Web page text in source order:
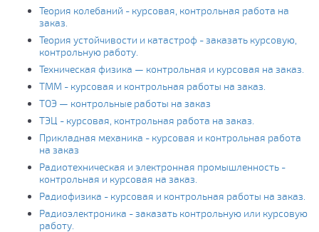
Теория колебаний - курсовая, контрольная работа на
заказ.
Теория устойчивости и катастроф - заказать курсовую,
контрольную работу.
Техническая физика — контрольная и курсовая на заказ.
ТММ - курсовая и контрольная работы на заказ.
ТОЭ — контрольные работы на заказ
ТЭЦ - курсовая, контрольная работа на заказ.
Прикладная механика - курсовая и контрольная работа
на заказ
Радиотехническая и электронная промышленность -
контрольная и курсовая на заказ.
Радиофизика - курсовая и контрольная работы на заказ.
Радиоэлектроника - заказать контрольную или курсовую
работу.